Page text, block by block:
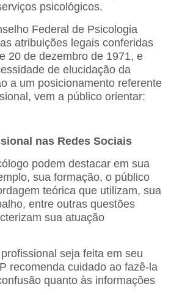
psicológicos.
Federal de Psicologia
atribuições legais conferidas
20 de dezembro de 1971, e
de elucidação da
a um posicionamento referente
vem a público orientar:
nas Redes Sociais
podem destacar em sua
sua formação, o público
teórica que utilizam, sua
entre outras questões
sua atuação
seja feita em seu
recomenda cuidado ao fazê-la
quanto às informações